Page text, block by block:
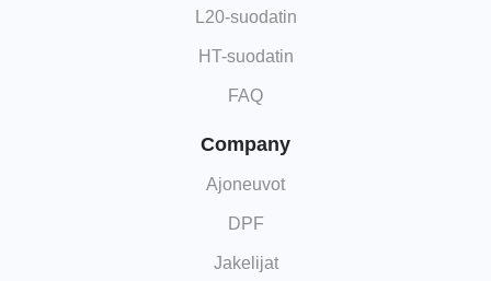
L20-suodatin
HT-suodatin
FAQ
Company
Ajoneuvot
DPF
Jakelijat